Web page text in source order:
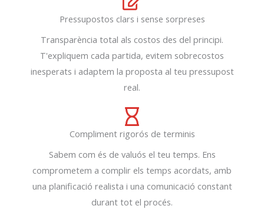
Pressupostos clars i sense sorpreses
Transparència total als costos des del principi.
T'expliquem cada partida, evitem sobrecostos
inesperats i adaptem la proposta al teu pressupost
real.
Compliment rigorós de terminis
Sabem com és de valuós el teu temps. Ens
comprometem a complir els temps acordats, amb
una planificació realista i una comunicació constant
durant tot el procés.